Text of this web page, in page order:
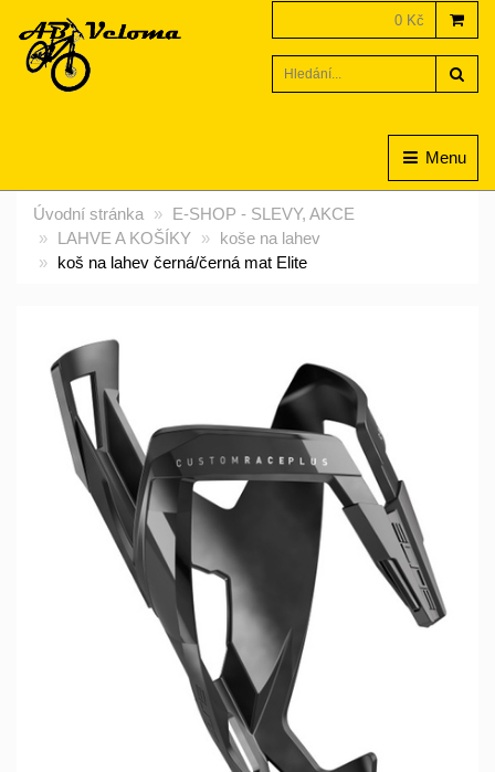
0 Kč
Menu
Úvodní stránka
E-SHOP - SLEVY, AKCE
LAHVE A KOŠÍKY
koše na lahev
koš na lahev černá/černá mat Elite